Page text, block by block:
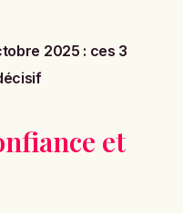
2025 : ces 3
et